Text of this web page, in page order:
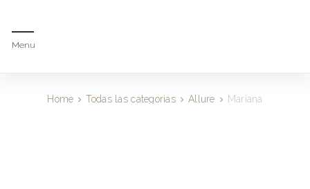
Menu
Home Todas las categorias Allure Mariana